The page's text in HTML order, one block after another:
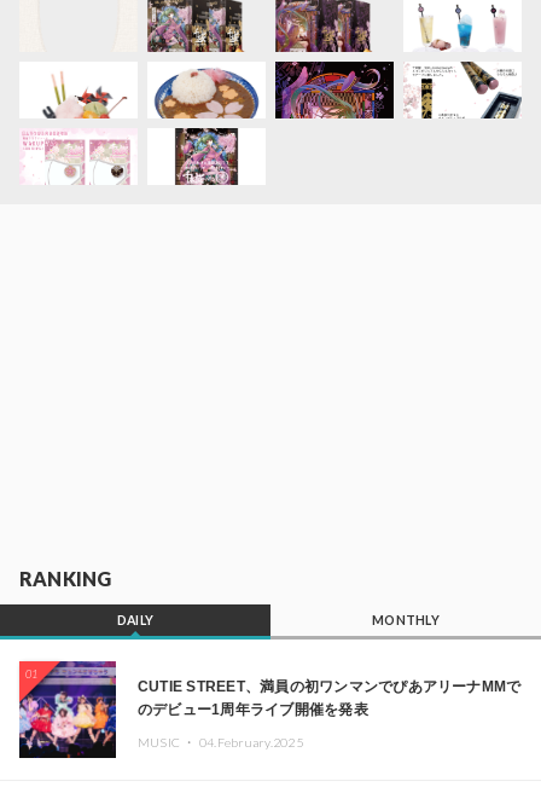
RANKING
DAILY MONTHLY
01
CUTIE STREET、満員の初ワンマンでぴあアリーナMMで
のデビュー1周年ライブ開催を発表
MUSIC ・ 04.February.2025